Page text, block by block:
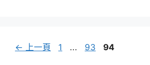
← 上一頁
頁
1 ...
頁
93
頁
94